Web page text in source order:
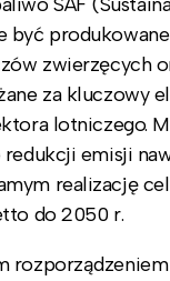
SAF
być
zwierzęcych
za kluczowy
lotniczego.
emisji
realizację
do 2050 r.